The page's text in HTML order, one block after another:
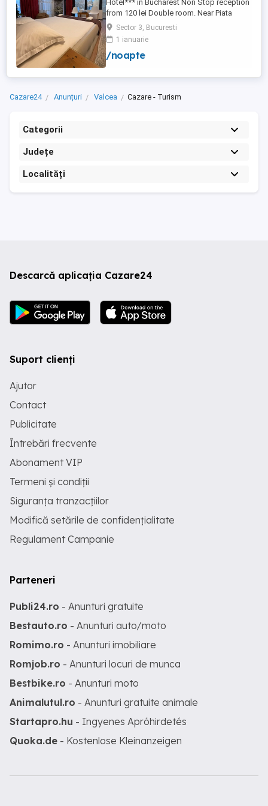
Hotel*** in Bucharest Non Stop reception
from 120 lei Double room. Near Piata
Victoriei, Arena Nationala , Piata Unirii .
Tyga concert near. regim hotelier.
apartament.
Sector 3, Bucuresti
1 ianuarie
/noapte
Cazare24 Anunțuri Valcea Cazare - Turism
Categorii
Județe
Localități
Descarcă aplicația Cazare24
Suport clienți
Ajutor
Contact
Publicitate
Întrebări frecvente
Abonament VIP
Termeni și condiții
Siguranța tranzacțiilor
Modifică setările de confidențialitate
Regulament Campanie
Parteneri
Publi24.ro - Anunturi gratuite
Bestauto.ro - Anunturi auto/moto
Romimo.ro - Anunturi imobiliare
Romjob.ro - Anunturi locuri de munca
Bestbike.ro - Anunturi moto
Animalutul.ro - Anunturi gratuite animale
Startapro.hu - Ingyenes Apróhirdetés
Quoka.de - Kostenlose Kleinanzeigen